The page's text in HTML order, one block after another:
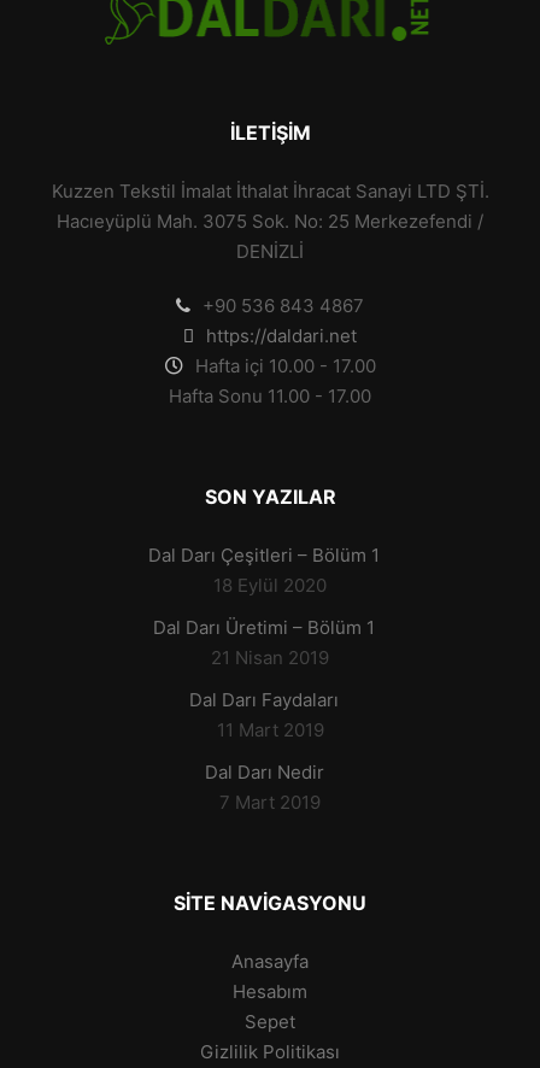
İLETIŞIM
Kuzzen Tekstil İmalat İthalat İhracat Sanayi LTD ŞTİ.
Hacıeyüplü Mah. 3075 Sok. No: 25 Merkezefendi /
DENİZLİ
+90 536 843 4867
https://daldari.net
Hafta içi 10.00 - 17.00
Hafta Sonu 11.00 - 17.00
SON YAZILAR
Dal Darı Çeşitleri – Bölüm 1
18 Eylül 2020
Dal Darı Üretimi – Bölüm 1
21 Nisan 2019
Dal Darı Faydaları
11 Mart 2019
Dal Darı Nedir
7 Mart 2019
SITE NAVIGASYONU
Anasayfa
Hesabım
Sepet
Gizlilik Politikası